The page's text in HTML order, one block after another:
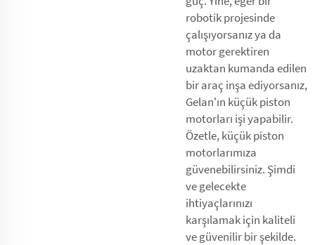
robotik projesinde
çalışıyorsanız ya da
motor gerektiren
uzaktan kumanda edilen
bir araç inşa ediyorsanız,
Gelan'ın küçük piston
motorları işi yapabilir.
Özetle, küçük piston
motorlarımıza
güvenebilirsiniz. Şimdi
ve gelecekte
ihtiyaçlarınızı
karşılamak için kaliteli
ve güvenilir bir şekilde.